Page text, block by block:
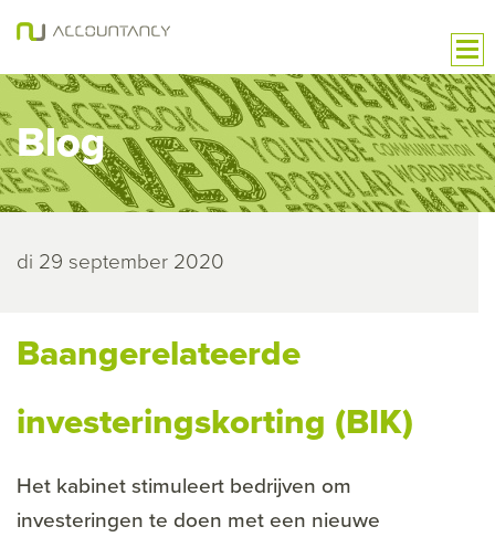
Blog
di 29 september 2020
Baangerelateerde
investeringskorting (BIK)
Het kabinet stimuleert bedrijven om
investeringen te doen met een nieuwe